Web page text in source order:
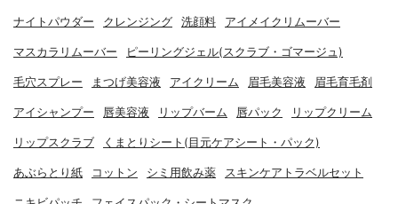
ナイトパウダー クレンジング 洗顔料 アイメイクリムーバー
マスカラリムーバー ピーリングジェル(スクラブ・ゴマージュ)
毛穴スプレー まつげ美容液 アイクリーム 眉毛美容液 眉毛育毛剤
アイシャンプー 唇美容液 リップバーム 唇パック リップクリーム
リップスクラブ くまとりシート(目元ケアシート・パック)
あぶらとり紙 コットン シミ用飲み薬 スキンケアトラベルセット